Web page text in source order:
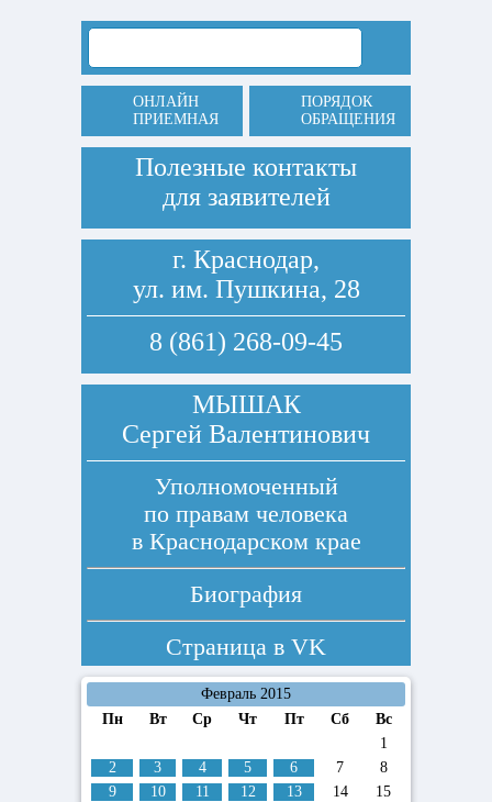
ОНЛАЙН
ПРИЕМНАЯ
ПОРЯДОК
ОБРАЩЕНИЯ
Полезные контакты
для заявителей
г. Краснодар,
ул. им. Пушкина, 28
8 (861) 268-09-45
МЫШАК
Сергей Валентинович
Уполномоченный
по правам человека
в Краснодарском крае
Биография
Страница в VK
Февраль 2015
Пн
Вт Ср Чт Пт Сб
Вс
1
2
3 4 5 6 7
8
9
10 11 12 13 14 15